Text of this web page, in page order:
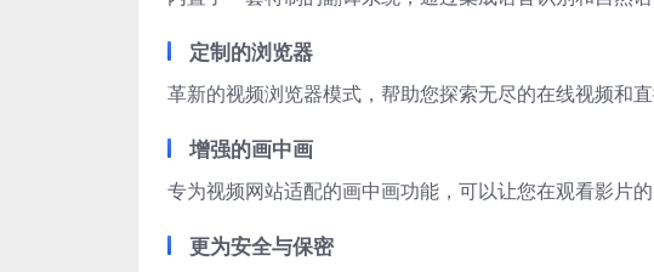
定制的浏览器
革新的视频浏览器模式，帮助您探索无尽的在线视频和
增强的画中画
专为视频网站适配的画中画功能，可以让您在观看影片
更为安全与保密